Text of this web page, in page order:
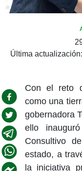
Última actualización:
Con el reto
como una
gobernadora
ello
Consultivo
estado, a
la iniciativa